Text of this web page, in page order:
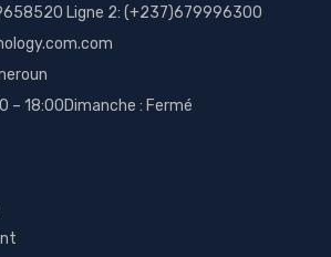
Ligne 2: (+237)679996300
– 18:00Dimanche : Fermé